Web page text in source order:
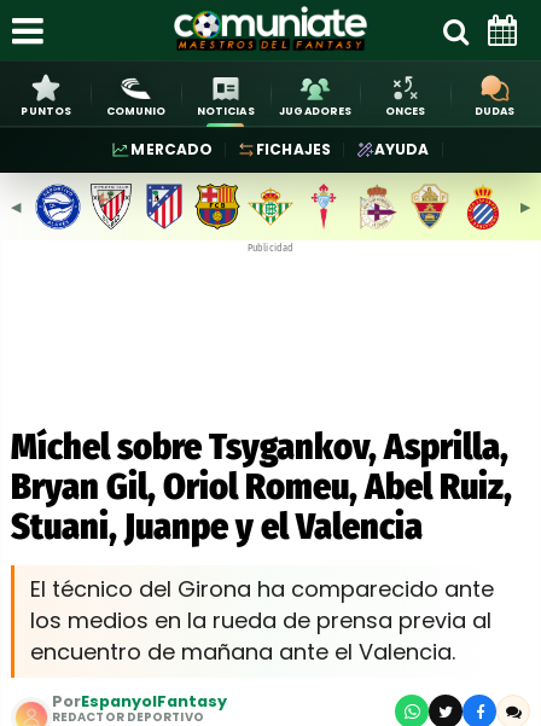
PUNTOS COMUNIO NOTICIAS JUGADORES ONCES DUDAS
MERCADO FICHAJES AYUDA
◀︎ ▶︎
Publicidad
Míchel sobre Tsygankov, Asprilla,
Bryan Gil, Oriol Romeu, Abel Ruiz,
Stuani, Juanpe y el Valencia
El técnico del Girona ha comparecido ante
los medios en la rueda de prensa previa al
encuentro de mañana ante el Valencia.
PorEspanyolFantasy
REDACTOR DEPORTIVO